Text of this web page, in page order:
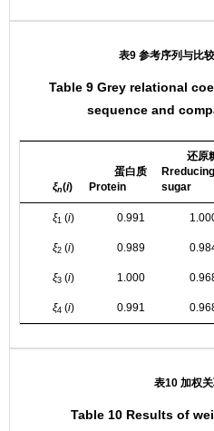
表9 参考序列与比
Table 9 Grey relational
sequence and
ξn(i)
蛋白质
Protein
还原
Rreducing
sugar
ξ1 (i) 0.991
ξ2 (i) 0.989
ξ3 (i) 1.000
ξ4 (i) 0.991
表10 加权
Table 10 Results of